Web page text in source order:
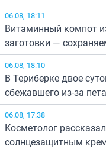
06.08, 18:11
Витаминный компот
заготовки —
06.08, 18:10
В Териберке двое
сбежавшего из-за
06.08, 17:38
Косметолог
солнцезащитным